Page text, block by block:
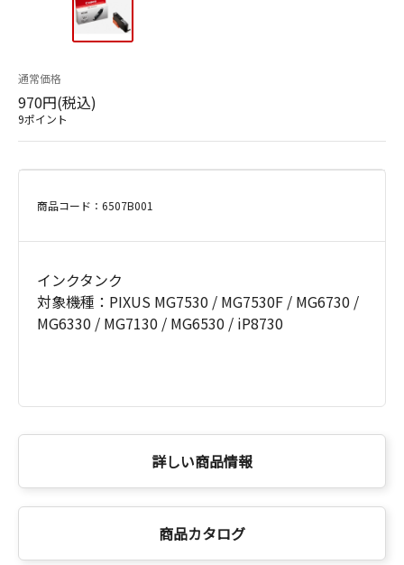
通常価格
970円(税込)
9ポイント
商品コード：6507B001
インクタンク
対象機種：PIXUS MG7530 / MG7530F / MG6730 /
MG6330 / MG7130 / MG6530 / iP8730
詳しい商品情報
商品カタログ